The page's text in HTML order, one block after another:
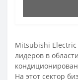
Mitsubishi
лидеров в
На этот сектор